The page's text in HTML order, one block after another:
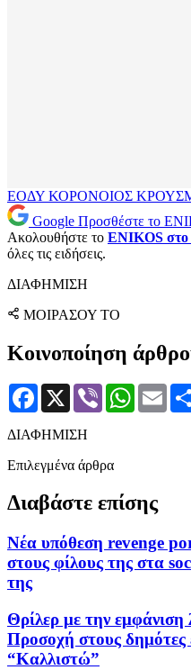
ΕΟΔΥ ΚΟΡΟΝΟΙΟΣ
Google Προσθέστε το
Ακολουθήστε το ENIKOS στο
όλες τις ειδήσεις.
ΔΙΑΦΗΜΙΣΗ
ΜΟΙΡΑΣΟΥ ΤΟ
Κοινοποίηση
Facebook
X Viber WhatsApp
ΔΙΑΦΗΜΙΣΗ
Επιλεγμένα άρθρα
Διαβάστε επίσης
Νέα υπόθεση revenge
στους φίλους της στα
της
Θρίλερ με την εμφάνιση
Προσοχή στους δημότες
“Καλλιστώ”